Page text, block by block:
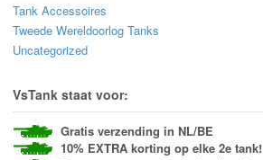
Tank Accessoires
Tweede Wereldoorlog Tanks
Uncategorized
VsTank staat voor:
Gratis verzending in NL/BE
10% EXTRA korting op elke 2e tank!